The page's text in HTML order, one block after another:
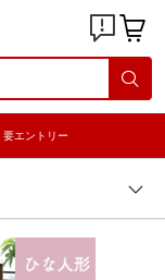
要エントリー